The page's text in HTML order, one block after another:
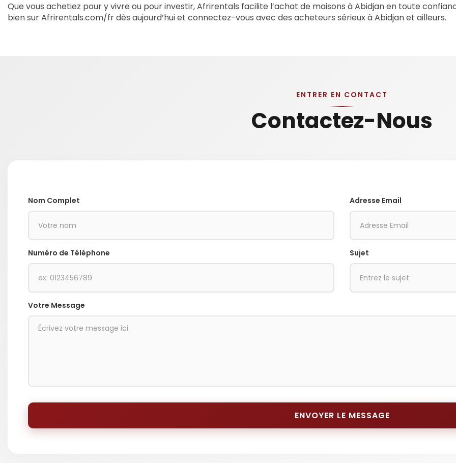
Que vous achetiez pour y vivre ou pour investir, Afrirentals facilite l’achat de maisons à Abidjan en toute
bien sur Afrirentals.com/fr dès aujourd’hui et connectez-vous avec des acheteurs sérieux à Abidjan et ailleurs.
ENTRER EN CONTACT
Contactez-Nous
Nom Complet Adresse Email
Numéro de Téléphone Sujet
Votre Message
ENVOYER LE MESSAGE